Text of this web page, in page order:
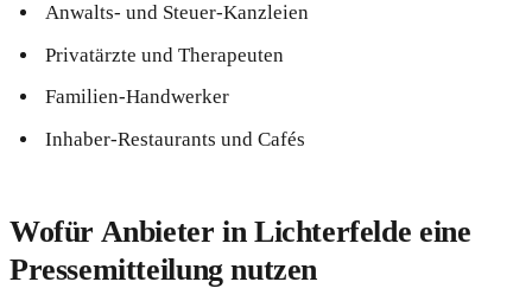
Anwalts- und Steuer-Kanzleien
Privatärzte und Therapeuten
Familien-Handwerker
Inhaber-Restaurants und Cafés
Wofür Anbieter in Lichterfelde eine
Pressemitteilung nutzen